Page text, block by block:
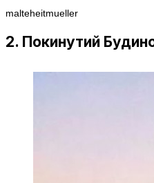
malteheitmueller
2. Покинутий